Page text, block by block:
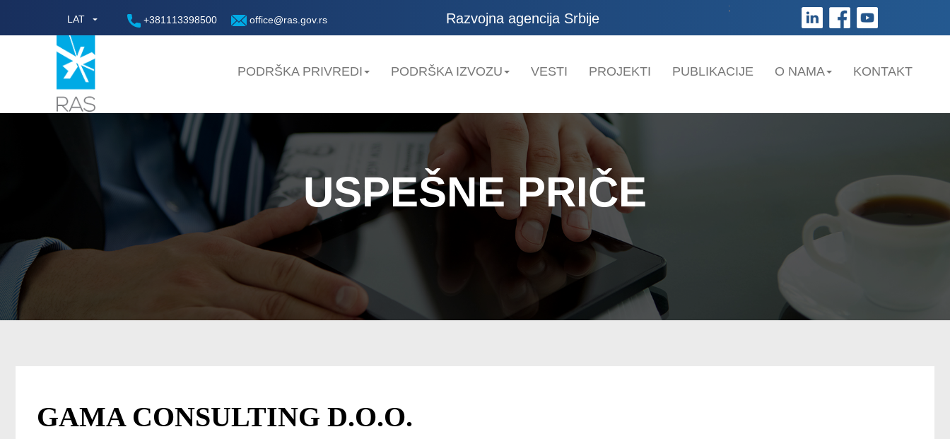
LAT +381113398500 office@ras.gov.rs Razvojna agencija Srbije
;
PODRŠKA PRIVREDI PODRŠKA IZVOZU VESTI PROJEKTI PUBLIKACIJE O NAMA KONTAKT
USPEŠNE PRIČE
GAMA CONSULTING D.O.O.